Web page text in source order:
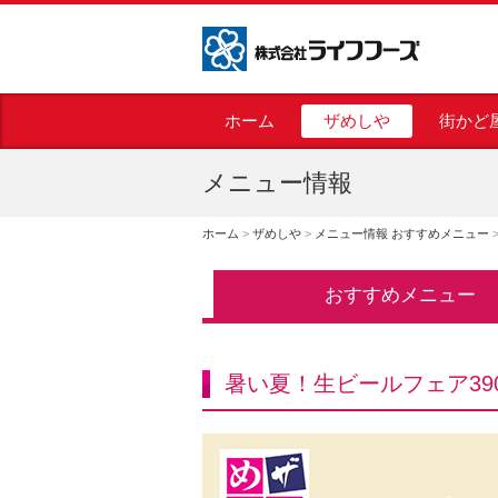
ホーム ザめしや 街かど
メニュー情報
ホーム > ザめしや > メニュー情報 おすすめメニュー
おすすめメニュー
暑い夏！生ビールフェア